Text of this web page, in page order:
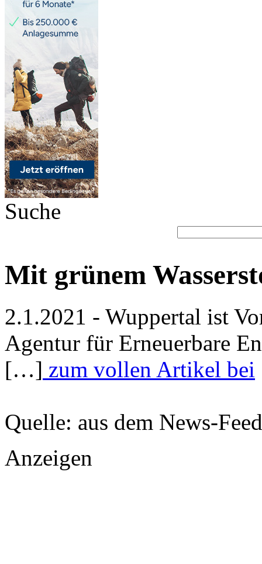
Suche
Mit grünem
2.1.2021 - Wuppertal ist
Agentur für Erneuerbare
[…] zum vollen Artikel bei
Quelle: aus dem News-
Anzeigen